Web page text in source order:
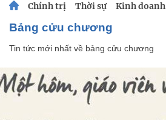
Chính trị Thời sự Kinh doanh
bảng cửu chương
Tin tức mới nhất về bảng cửu chương